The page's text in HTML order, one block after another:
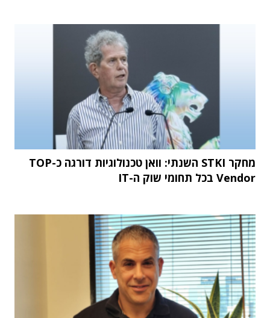
מחקר STKI השנתי: וואן טכנולוגיות דורגה כ-TOP
Vendor בכל תחומי שוק ה-IT